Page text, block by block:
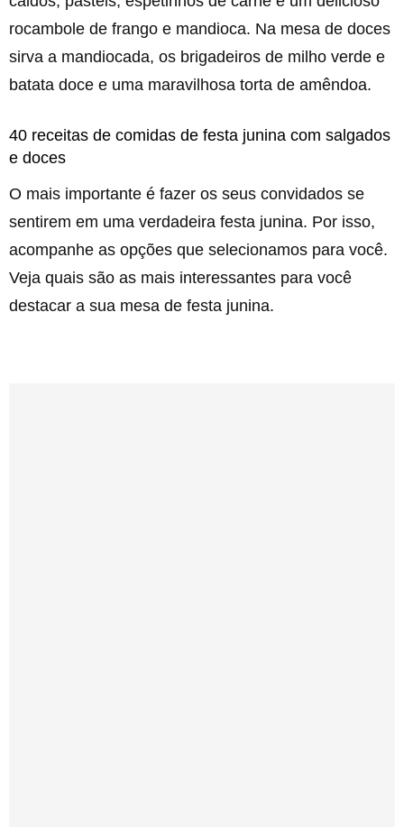
rocambole de frango e mandioca. Na mesa de doces
sirva a mandiocada, os brigadeiros de milho verde e
batata doce e uma maravilhosa torta de amêndoa.
40 receitas de comidas de festa junina com salgados
e doces
O mais importante é fazer os seus convidados se
sentirem em uma verdadeira festa junina. Por isso,
acompanhe as opções que selecionamos para você.
Veja quais são as mais interessantes para você
destacar a sua mesa de festa junina.